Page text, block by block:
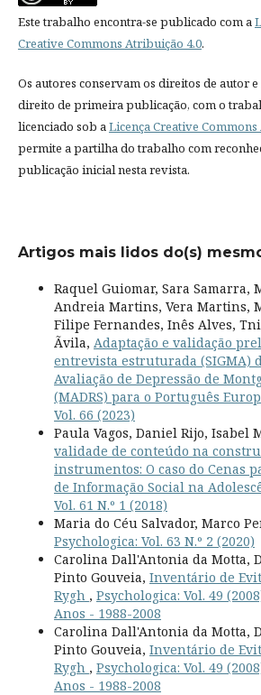
Este trabalho encontra-se publicado com a
Creative Commons Atribuição 4.0.
Os autores conservam os direitos de autor
direito de primeira publicação, com o
licenciado sob aLicença Creative
permite a partilha do trabalho com
publicação inicial nesta revista.
Artigos mais lidos do(s)
Raquel Guiomar, Sara Samarra,
Andreia Martins, Vera Martins,
Filipe Fernandes, Inês Alves,
Ãvila, Adaptação e validação
entrevista estruturada (SIGMA)
Avaliação de Depressão de
(MADRS) para o Português
Vol. 66 (2023)
Paula Vagos, Daniel Rijo, Isabel
validade de conteúdo na
instrumentos: O caso do Cenas
de Informação Social na
Vol. 61 N.º 1 (2018)
Maria do Céu Salvador, Marco
Psychologica: Vol. 63 N.º 2 (2020)
Carolina Dall'Antonia da Motta,
Pinto Gouveia, Inventário de
Rygh , Psychologica: Vol. 49
Anos - 1988-2008
Carolina Dall'Antonia da Motta,
Pinto Gouveia, Inventário de
Rygh , Psychologica: Vol. 49
Anos - 1988-2008